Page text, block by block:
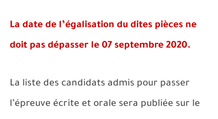
La date de l’égalisation du dites pièces ne
doit pas dépasser le 07 septembre 2020.
La liste des candidats admis pour passer
l’épreuve écrite et orale sera publiée sur le